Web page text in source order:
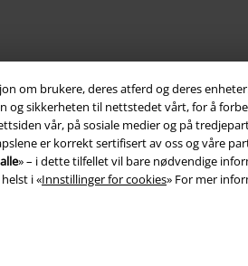
om brukere, deres atferd og deres
og sikkerheten til nettstedet vårt, for å
vår, på sosiale medier og på
er korrekt sertifisert av oss og våre
» – i dette tilfellet vil bare nødvendige
i «Innstillinger for cookies» For mer